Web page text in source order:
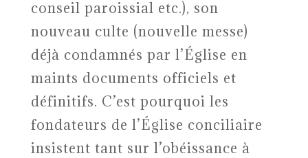
conseil paroissial etc.), son
nouveau culte (nouvelle messe)
déjà condamnés par l’Église en
maints documents officiels et
définitifs. C’est pourquoi les
fondateurs de l’Église conciliaire
insistent tant sur l’obéissance à